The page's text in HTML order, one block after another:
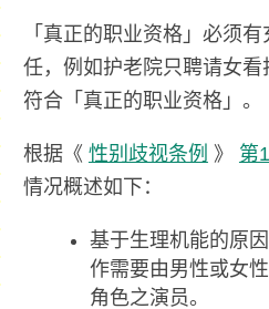
「真正的职业资格」必须
任，例如护老院只聘请女
符合「真正的职业资格」。
根据《 性别歧视条例 》 第
情况概述如下：
基于生理机能的原
作需要由男性或女
角色之演员。